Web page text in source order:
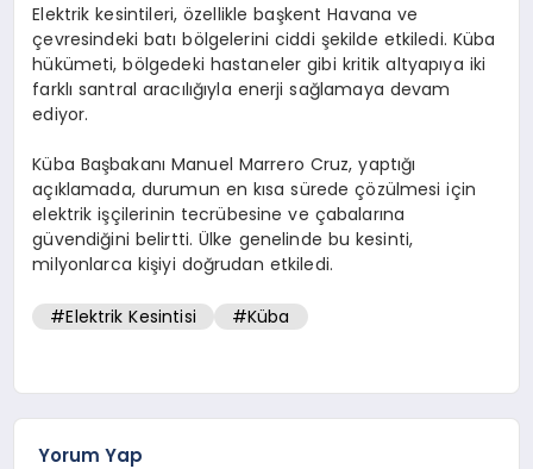
Elektrik kesintileri, özellikle başkent Havana ve
çevresindeki batı bölgelerini ciddi şekilde etkiledi. Küba
hükümeti, bölgedeki hastaneler gibi kritik altyapıya iki
farklı santral aracılığıyla enerji sağlamaya devam
ediyor.
Küba Başbakanı Manuel Marrero Cruz, yaptığı
açıklamada, durumun en kısa sürede çözülmesi için
elektrik işçilerinin tecrübesine ve çabalarına
güvendiğini belirtti. Ülke genelinde bu kesinti,
milyonlarca kişiyi doğrudan etkiledi.
#Elektrik Kesintisi #Küba
Yorum Yap